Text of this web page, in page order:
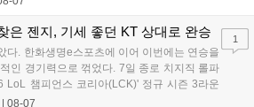
...
은 젠지, 기세 좋던 KT 상대로 완승
다. 한화생명e스포츠에 이어 이번에는 연승을
인 경기력으로 꺾었다. 7일 종로 치지직 롤파
LoL 챔피언스 코리아(LCK)' 정규 시즌 3라운
스터와 젠지 e스포츠의 대결에서 젠지가 압
| 08-07
1